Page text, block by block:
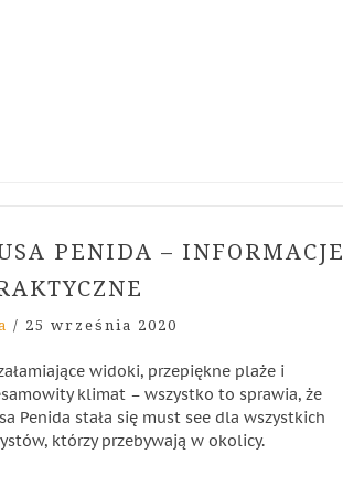
PENIDA – INFORMACJE
/ 25 września 2020
widoki, przepiękne plaże i
klimat – wszystko to sprawia, że
Penida stała się must see dla wszystkich
którzy przebywają w okolicy.